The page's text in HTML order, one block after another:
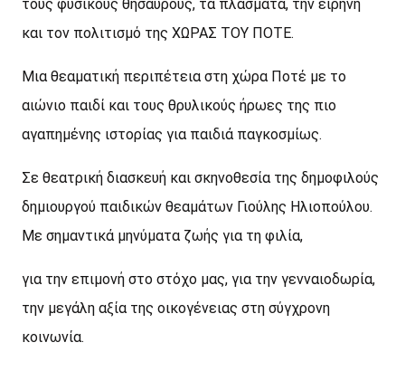
τους φυσικούς θησαυρούς, τα πλάσματα, την ειρήνη
και τον πολιτισμό της ΧΩΡΑΣ ΤΟΥ ΠΟΤΕ.
Μια θεαματική περιπέτεια στη χώρα Ποτέ με το
αιώνιο παιδί και τους θρυλικούς ήρωες της πιο
αγαπημένης ιστορίας για παιδιά παγκοσμίως.
Σε θεατρική διασκευή και σκηνοθεσία της δημοφιλούς
δημιουργού παιδικών θεαμάτων Γιούλης Ηλιοπούλου.
Με σημαντικά μηνύματα ζωής για τη φιλία,
για την επιμονή στο στόχο μας, για την γενναιοδωρία,
την μεγάλη αξία της οικογένειας στη σύγχρονη
κοινωνία.